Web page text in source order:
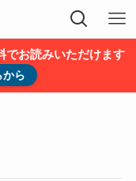
でお読みいただけます
から